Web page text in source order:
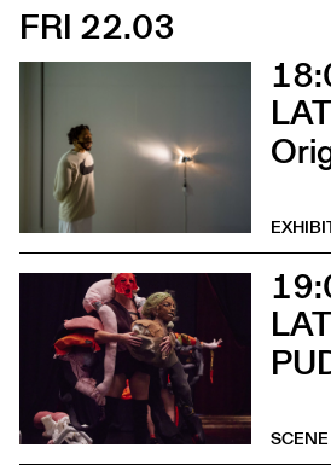
FRI 22.03
SCENE